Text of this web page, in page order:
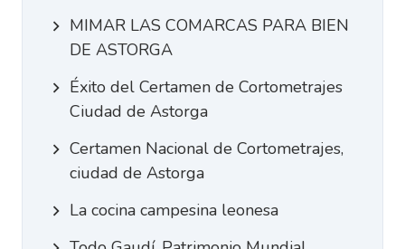
MIMAR LAS COMARCAS PARA BIEN
DE ASTORGA
Éxito del Certamen de Cortometrajes
Ciudad de Astorga
Certamen Nacional de Cortometrajes,
ciudad de Astorga
La cocina campesina leonesa